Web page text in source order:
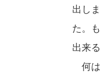
出し
た。
出来
何は